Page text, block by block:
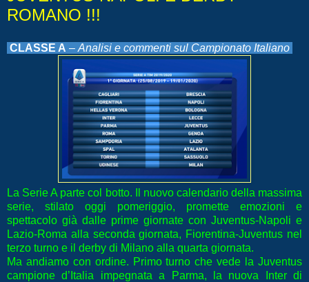
ROMANO !!!
CLASSE A – Analisi e commenti sul Campionato Italiano
La Serie A parte col botto. Il nuovo calendario della massima
serie, stilato oggi pomeriggio, promette emozioni e
spettacolo già dalle prime giornate con Juventus-Napoli e
Lazio-Roma alla seconda giornata, Fiorentina-Juventus nel
terzo turno e il derby di Milano alla quarta giornata.
Ma andiamo con ordine. Primo turno che vede la Juventus
campione d’Italia impegnata a Parma, la nuova Inter di